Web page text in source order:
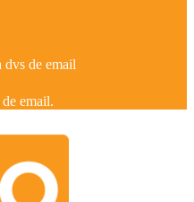
dvs de email
email.